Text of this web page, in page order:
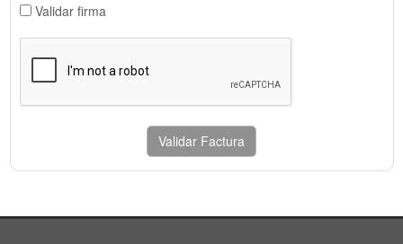
Validar firma
Validar Factura